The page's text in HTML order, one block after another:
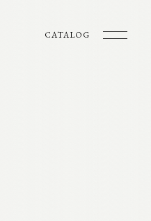
CATALOG